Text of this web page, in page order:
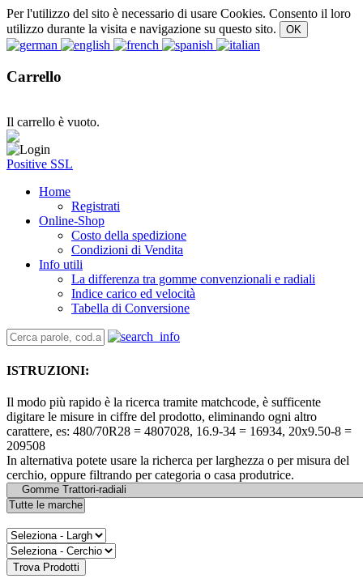
Per l'utilizzo del sito è necessario di usare Cookies. Consento il loro
utilizzo durante la visita e navigazione su questo sito.
Carrello
Il carrello è vuoto.
Positive SSL
Home
Registrati
Online-Shop
Costo della spedizione
Condizioni di Vendita
Info utili
La differenza tra gomme convenzionali e radiali
Indice carico ed velocità
Tabella di Conversione
ISTRUZIONI:
Il modo più rapido è la ricerca tramite matchcode, è sufficente
digitare le misure in ciffre del prodotto, eliminando ogni altro
carattere, es: 480/70R28 = 4807028, 16.9-34 = 16934, 20x9.50-8 =
209508
In alternativa potete usare la richerca per larghezza o per misura del
cerchio, oppure filtrando per categoria o casa produtrice.